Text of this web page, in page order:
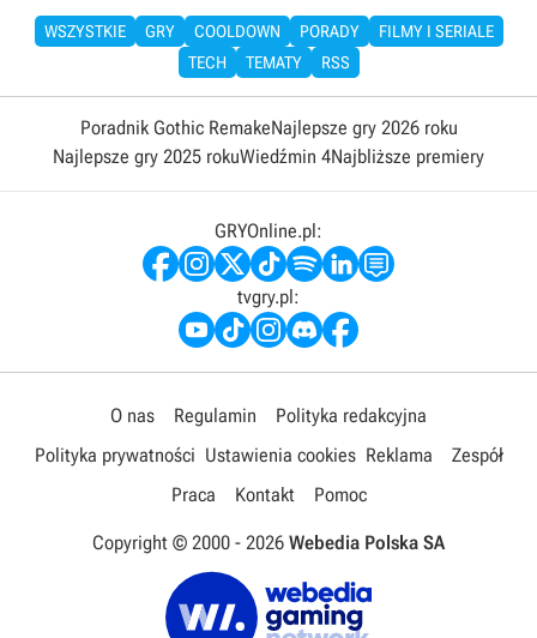
WSZYSTKIE GRY COOLDOWN PORADY
FILMY I SERIALE
TECH
TEMATY RSS
Poradnik Gothic RemakeNajlepsze gry 2026 roku
Najlepsze gry 2025 rokuWiedźmin 4Najbliższe premiery
GRYOnline.pl:
tvgry.pl:
O nas Regulamin
Polityka redakcyjna
Polityka prywatności Ustawienia cookies Reklama
Zespół
Praca
Kontakt Pomoc
Copyright © 2000 - 2026 Webedia Polska SA